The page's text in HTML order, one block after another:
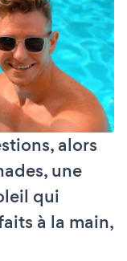
alors
une
qui
à la main,